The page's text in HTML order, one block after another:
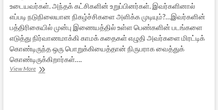
உடையவர்கள். அந்தக் கட்சிகளின் உறுப்பினர்கள். இவர்களினால்
எப்படி நடுநிலையான நிகழ்ச்சிகளை அளிக்க முடியும்?…இவர்களின்
பத்திரிகையில் முன்பு இணையத்தில் உள்ள பெண்களின் படங்களை
எடுத்து நிர்வாணமாக்கி காமக் கதைகள் எழுதி அவர்களை மிரட்டிக்
கொண்டிருந்த ஒரு பொறுக்கியைத்தான் நிருபராக வைத்துக்
கொண்டிருக்கிறார்கள்….
View More‘புதிய